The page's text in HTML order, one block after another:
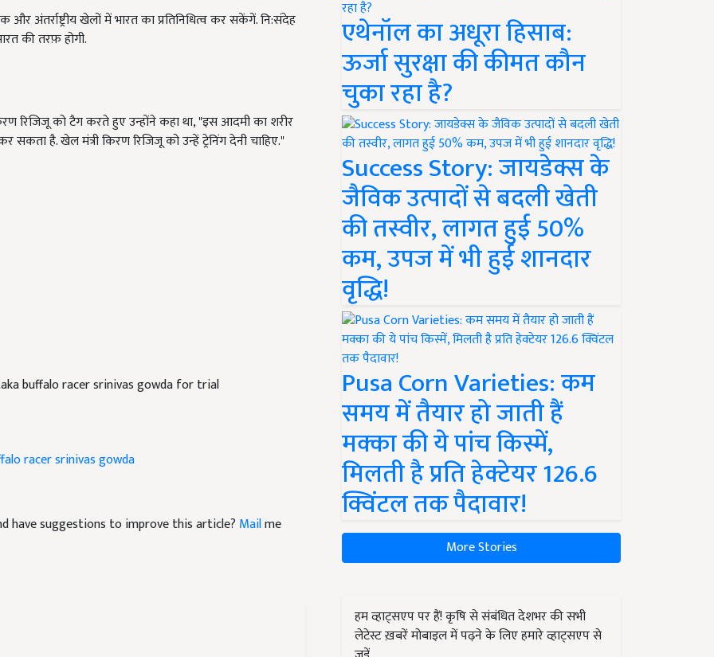
अंतर्राष्ट्रीय खेलों में भारत का प्रतिनिधित्व कर सकेंगें. नि:संदेह
की तरफ़ होगी.
रिजिजू को टैग करते हुए उन्होंने कहा था, "इस आदमी का शरीर
है. खेल मंत्री किरण रिजिजू को उन्हें ट्रेनिंग देनी चाहिए."
buffalo racer srinivas gowda for trial
racer srinivas gowda
have suggestions to improve this article? Mailme
एथेनॉल का अधूरा हिसाब:
ऊर्जा सुरक्षा की कीमत कौन
चुका रहा है?
Success Story: जायडेक्स के
जैविक उत्पादों से बदली खेती
की तस्वीर, लागत हुई 50%
कम, उपज में भी हुई शानदार
वृद्धि!
Pusa Corn Varieties: कम
समय में तैयार हो जाती हैं
मक्का की ये पांच किस्में,
मिलती है प्रति हेक्टेयर 126.6
क्विंटल तक पैदावार!
More Stories
हम व्हाट्सएप पर हैं! कृषि से संबंधित देशभर की सभी
लेटेस्ट ख़बरें मोबाइल में पढ़ने के लिए हमारे व्हाट्सएप से